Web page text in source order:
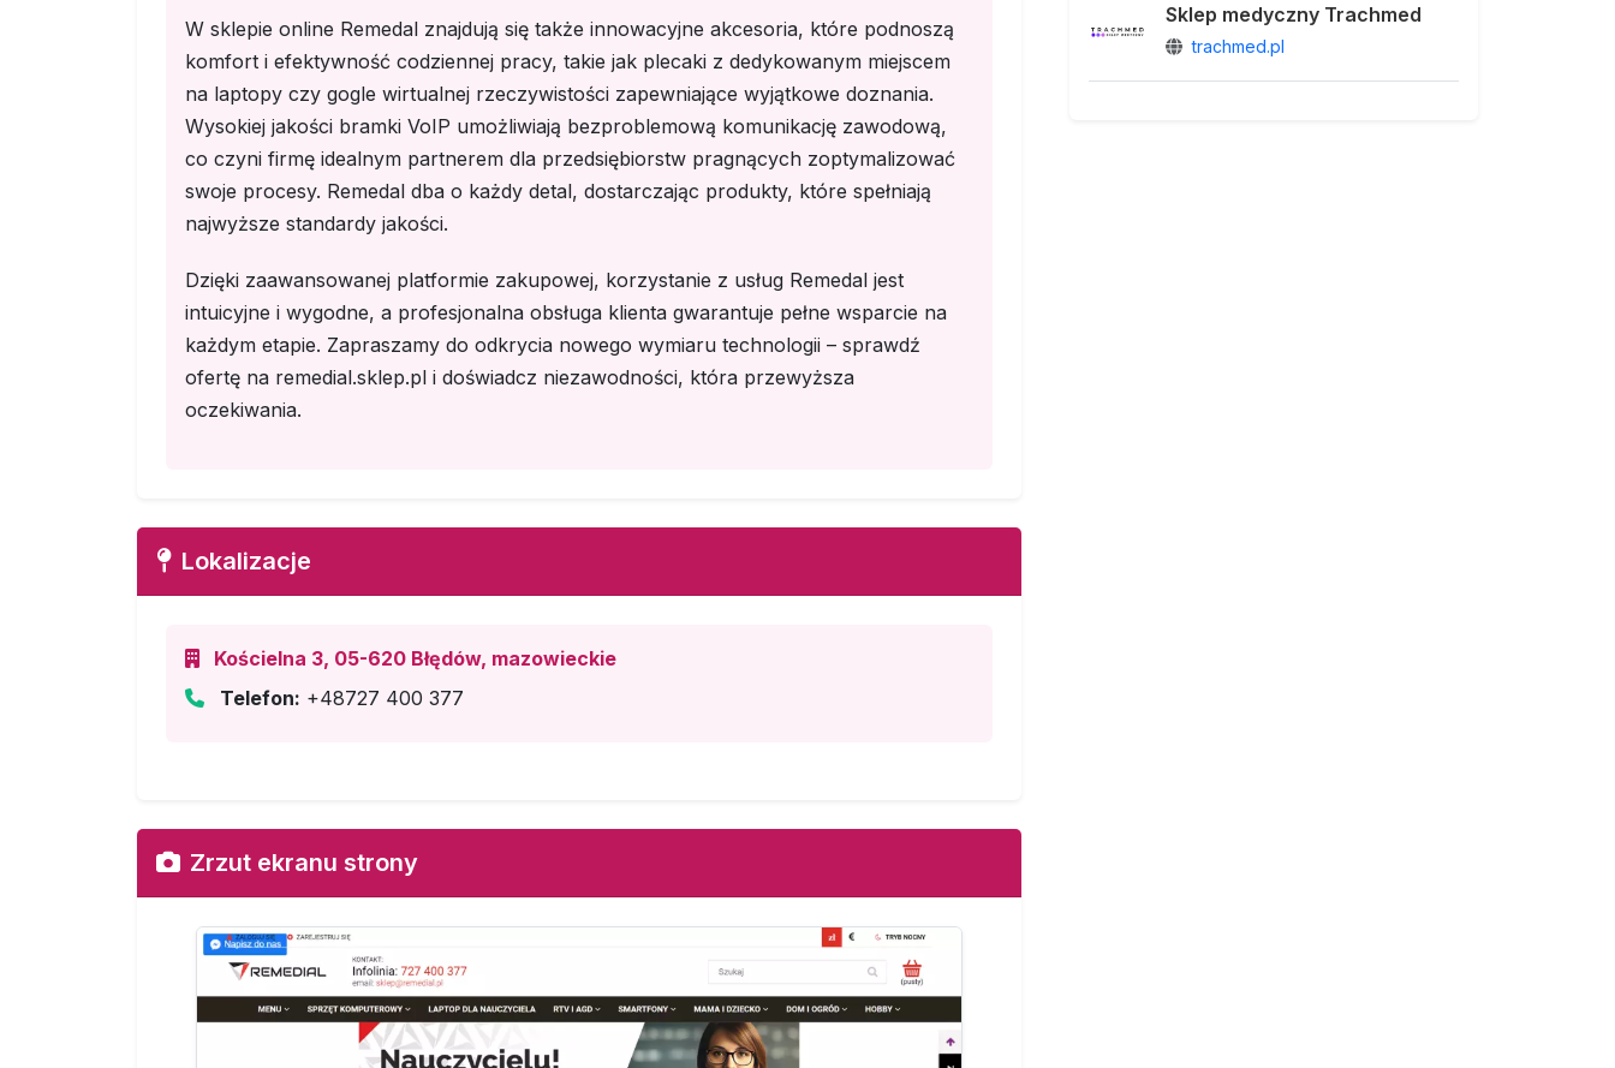
W sklepie online Remedal znajdują się także innowacyjne akcesoria, które podnoszą
komfort i efektywność codziennej pracy, takie jak plecaki z dedykowanym miejscem
na laptopy czy gogle wirtualnej rzeczywistości zapewniające wyjątkowe doznania.
Wysokiej jakości bramki VoIP umożliwiają bezproblemową komunikację zawodową,
co czyni firmę idealnym partnerem dla przedsiębiorstw pragnących zoptymalizować
swoje procesy. Remedal dba o każdy detal, dostarczając produkty, które spełniają
najwyższe standardy jakości.
Dzięki zaawansowanej platformie zakupowej, korzystanie z usług Remedal jest
intuicyjne i wygodne, a profesjonalna obsługa klienta gwarantuje pełne wsparcie na
każdym etapie. Zapraszamy do odkrycia nowego wymiaru technologii – sprawdź
ofertę na remedial.sklep.pl i doświadcz niezawodności, która przewyższa
oczekiwania.
Lokalizacje
Kościelna 3, 05-620 Błędów, mazowieckie
Telefon: +48727 400 377
Zrzut ekranu strony
Sklep medyczny Trachmed
trachmed.pl